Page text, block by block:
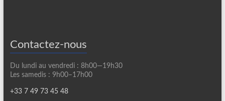
Contactez-nous
Du lundi au vendredi : 8h00—19h30
Les samedis : 9h00–17h00
+33 7 49 73 45 48